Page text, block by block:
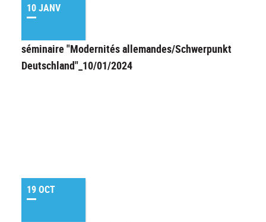
10 JANV
séminaire "Modernités allemandes/Schwerpunkt
Deutschland"_10/01/2024
19 OCT